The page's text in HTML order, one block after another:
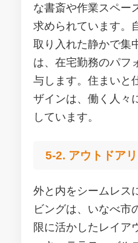
な書斎や作業スペー
求められています。
取り入れた静かで集
は、在宅勤務のパフ
与します。住まいと
ザインは、働く人々
しています。
5-2. アウトドア
外と内をシームレス
ビングは、いなべ市
限に活かしたレイア